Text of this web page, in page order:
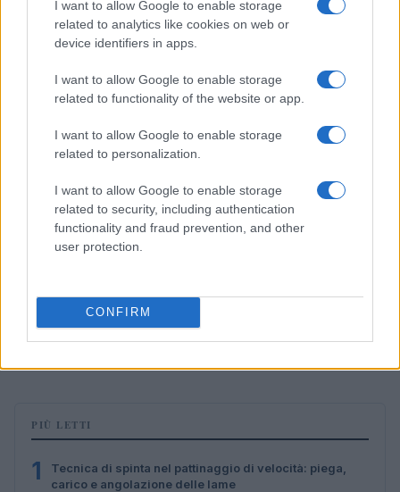
I want to allow Google to enable storage
related to analytics like cookies on web or
device identifiers in apps.
I want to allow Google to enable storage
related to functionality of the website or app.
I want to allow Google to enable storage
related to personalization.
I want to allow Google to enable storage
related to security, including authentication
functionality and fraud prevention, and other
user protection.
CONFIRM
mobilità
Alessandro Tassinari · 18 Lug 2026
Pattinaggio di velocità: tecnica di spinta, recupero
rapido e cadenza costante
PIÙ LETTI
1
Tecnica di spinta nel pattinaggio di velocità: piega,
carico e angolazione delle lame